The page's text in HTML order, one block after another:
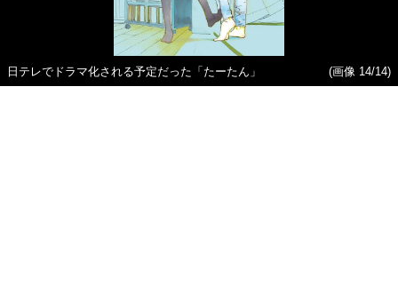
日テレでドラマ化される予定だった「たーたん」 (画像 14/14)